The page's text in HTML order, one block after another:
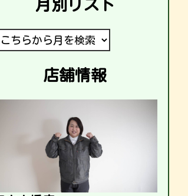
月別リスト
店舗情報